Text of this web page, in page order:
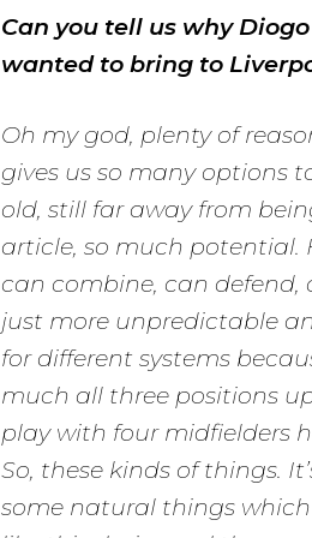
Can you tell us why
wanted to bring to
Oh my god, plenty of
gives us so many options
old, still far away from
article, so much potential.
can combine, can defend,
just more unpredictable
for different systems
much all three positions
play with four midfielders
So, these kinds of things.
some natural things